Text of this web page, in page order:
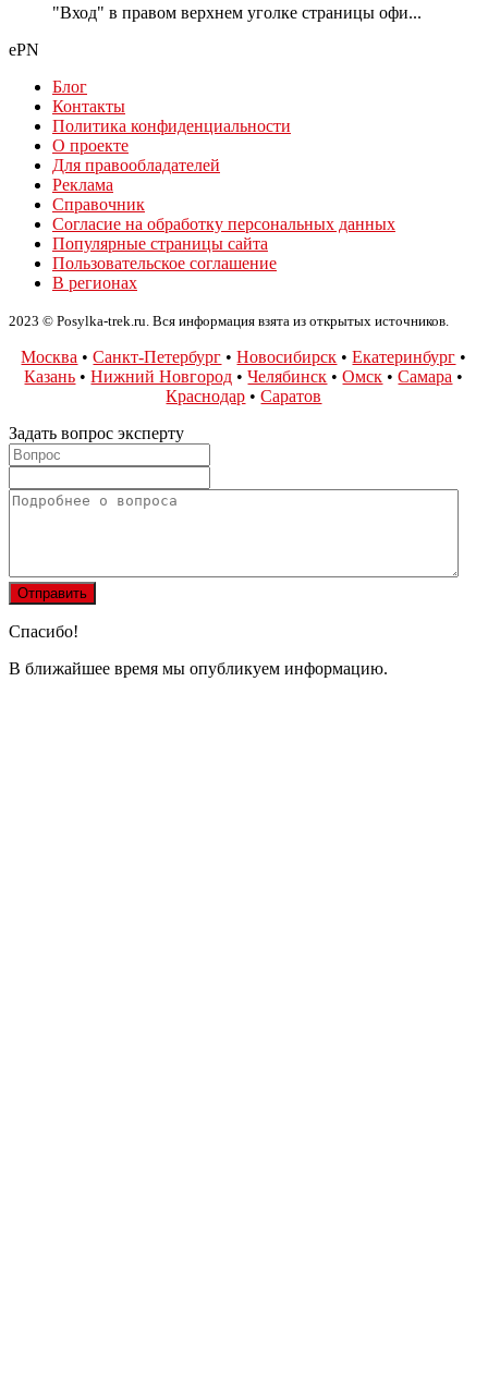
"Вход" в правом верхнем уголке страницы офи...
ePN
Блог
Контакты
Политика конфиденциальности
О проекте
Для правообладателей
Реклама
Справочник
Согласие на обработку персональных данных
Популярные страницы сайта
Пользовательское соглашение
В регионах
2023 © Posylka-trek.ru. Вся информация взята из открытых источников.
Москва •Санкт-Петербург •Новосибирск •Екатеринбург •
Казань •Нижний Новгород •Челябинск •Омск •Самара •
Краснодар •Саратов
Задать вопрос эксперту
Спасибо!
В ближайшее время мы опубликуем информацию.